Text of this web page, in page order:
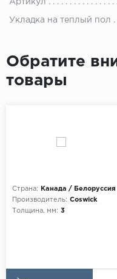
Артикул
Укладка на теплый пол
Обратите
товары
Страна:
Канада / Белоруссия
Производитель: Coswick
Толщина, мм: 3